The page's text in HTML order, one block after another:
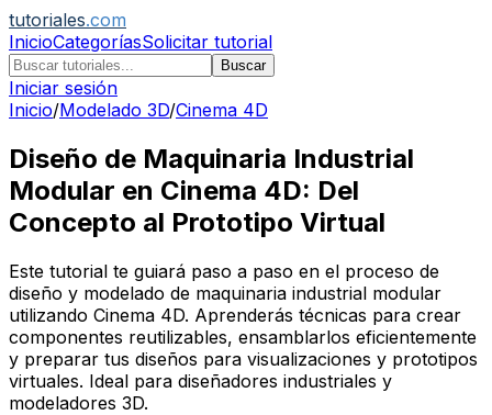
tutoriales.com
InicioCategoríasSolicitar tutorial
Buscar
Iniciar sesión
Inicio/Modelado 3D/Cinema 4D
Diseño de Maquinaria Industrial
Modular en Cinema 4D: Del
Concepto al Prototipo Virtual
Este tutorial te guiará paso a paso en el proceso de
diseño y modelado de maquinaria industrial modular
utilizando Cinema 4D. Aprenderás técnicas para crear
componentes reutilizables, ensamblarlos eficientemente
y preparar tus diseños para visualizaciones y prototipos
virtuales. Ideal para diseñadores industriales y
modeladores 3D.